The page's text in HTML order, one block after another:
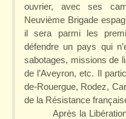
ouvrier, avec ses
Neuvième Brigade
il sera parmi les
défendre un pays qui
sabotages, missions de
de l’Aveyron, etc. Il
de-Rouergue, Rodez,
de la Résistance
Après la